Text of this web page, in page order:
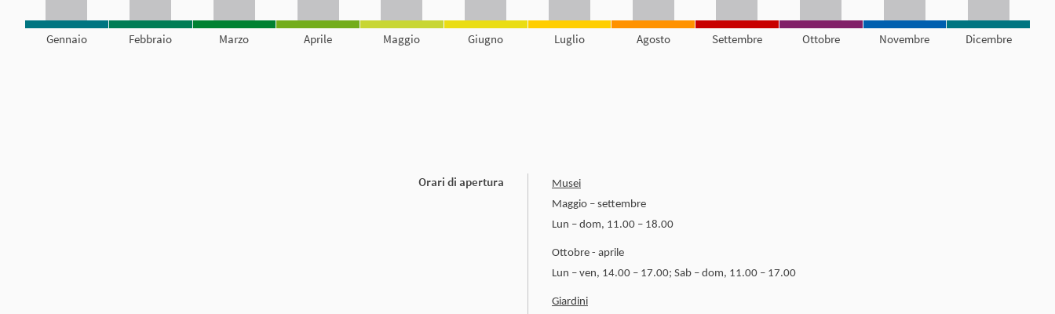
Gennaio Febbraio Marzo Aprile Maggio Giugno Luglio Agosto Settembre Ottobre Novembre Dicembre
Orari di apertura
Musei
Maggio – settembre
Lun – dom, 11.00 – 18.00
Ottobre - aprile
Lun – ven, 14.00 – 17.00; Sab – dom, 11.00 – 17.00
Giardini